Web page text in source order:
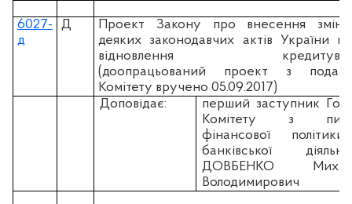
6027-
д
Д
Проект Закону про внесення змін
деяких законодавчих актів України
відновлення
(доопрацьований проект з
Комітету вручено 05.09.2017)
Доповідає:
перший заступник
Комітету з
фінансової
банківської
ДОВБЕНКО
Володимирович